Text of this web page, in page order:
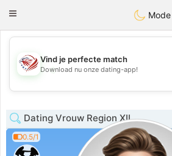
StatesDating
Toggle
Mode
💖
Vind je perfecte match
Download nu onze dating-app!
Dating Vrouw Region XII
0.5/1